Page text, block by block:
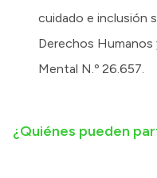
cuidado e inclusión
Derechos Humanos
Mental N.º 26.657.
¿Quiénes pueden